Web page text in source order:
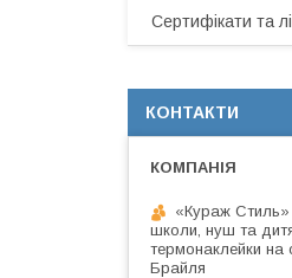
Сертифікати та
КОНТАКТИ
«Кураж
школи, нуш та
термонаклейки на
Брайля